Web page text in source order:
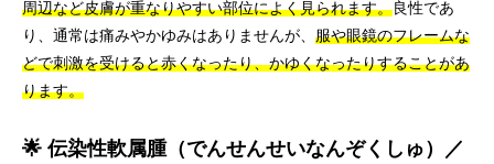
周辺など皮膚が重なりやすい部位によく見られます。良性であ
り、通常は痛みやかゆみはありませんが、 服や眼鏡のフレームな
どで刺激を受けると赤くなったり、かゆくなったりすることがあ
ります。
🌟 伝染性軟属腫（でんせんせいなんぞくしゅ）／